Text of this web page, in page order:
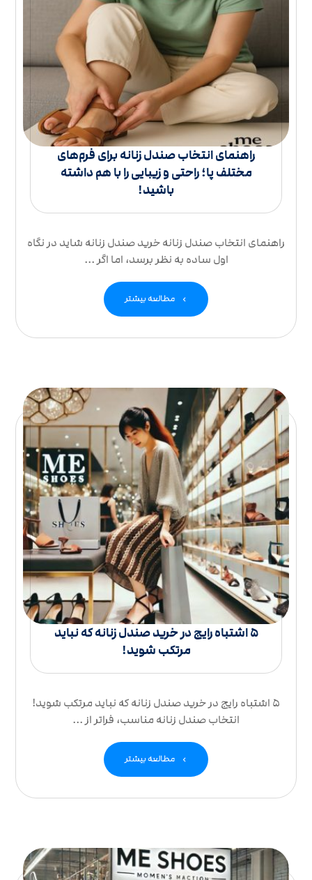
راهنمای انتخاب صندل زنانه برای فرم‌های
مختلف پا؛ راحتی و زیبایی را با هم داشته
باشید!
راهنمای انتخاب صندل زنانه خرید صندل زنانه شاید در نگاه
اول ساده به نظر برسد، اما اگر ...
مطالعه بیشتر
۵ اشتباه رایج در خرید صندل زنانه که نباید
مرتکب شوید!
۵ اشتباه رایج در خرید صندل زنانه که نباید مرتکب شوید!
انتخاب صندل زنانه مناسب، فراتر از ...
مطالعه بیشتر